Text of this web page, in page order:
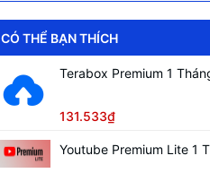
CÓ THỂ BẠN THÍCH
Terabox Premium 1
131.533₫
Youtube Premium Lite 1